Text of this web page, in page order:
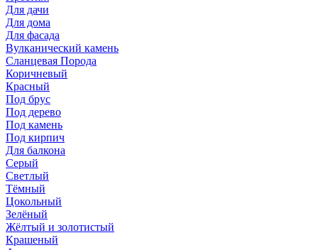
Для дачи
Для дома
Для фасада
Вулканический камень
Сланцевая Порода
Коричневый
Красный
Под брус
Под дерево
Под камень
Под кирпич
Для балкона
Серый
Светлый
Тёмный
Цокольный
Зелёный
Жёлтый и золотистый
Крашеный